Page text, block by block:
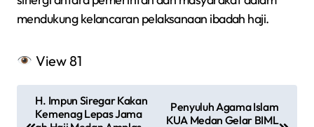
mendukung kelancaran pelaksanaan ibadah haji.
View81
a
H. Impun Siregar Kakan
Kemenag Lepas Jama
Penyuluh Agama Islam
KUA Medan Gelar BIML